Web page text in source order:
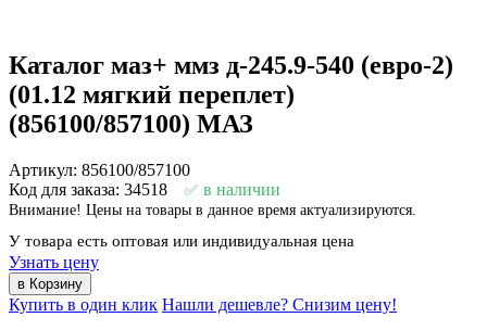
Каталог маз+ ммз д-245.9-540 (евро-2)
(01.12 мягкий переплет)
(856100/857100) МАЗ
Артикул: 856100/857100
Код для заказа: 34518
в наличии
Внимание! Цены на товары в данное время актуализируются.
У товара есть оптовая или индивидуальная цена
Узнать цену
Купить в один клик Нашли дешевле? Снизим цену!